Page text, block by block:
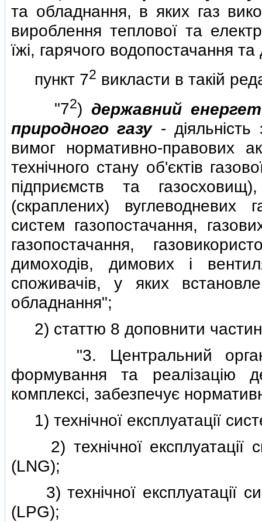
та обладнання, в яких газ
вироблення теплової та
їжi, гарячого водопостачання
пункт 72 викласти в такiй
"72) державний
природного газу- дiяльнiсть
вимог нормативно-правових
технiчного стану об'єктiв
пiдприємств та
(скраплених) вуглеводневих
систем газопостачання,
газопостачання,
димоходiв, димових i
споживачiв, у яких
обладнання";
2) статтю 8 доповнити
"3. Центральний орган
формування та реалiзацiю
комплексi, забезпечує
1) технiчної експлуатацiї
2) технiчної експлуатацiї
(LNG);
3) технiчної експлуатацiї
(LPG);